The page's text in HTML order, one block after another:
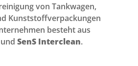
von Tankwagen,
Kunststoffverpackungen
besteht aus
und SenS Interclean.